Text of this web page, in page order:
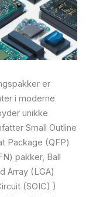
er
i moderne
unikke
Small Outline
Package (QFP)
pakker, Ball
Array (LGA)
(SOIC) )